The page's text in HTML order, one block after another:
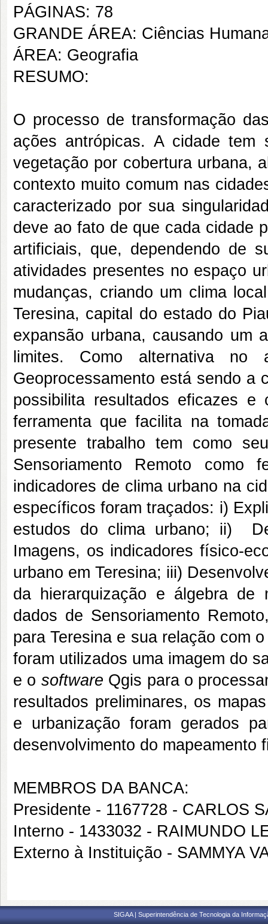
PÁGINAS: 78
GRANDE ÁREA: Ciências
ÁREA: Geografia
RESUMO:
O processo de transformação
ações antrópicas. A cidade
vegetação por cobertura urbana,
contexto muito comum nas
caracterizado por sua
deve ao fato de que cada cidade
artificiais, que, dependendo de
atividades presentes no espaço
mudanças, criando um clima
Teresina, capital do estado do
expansão urbana, causando um
limites. Como alternativa no
Geoprocessamento está sendo a
possibilita resultados eficazes
ferramenta que facilita na
presente trabalho tem como
Sensoriamento Remoto como
indicadores de clima urbano na
específicos foram traçados: i)
estudos do clima urbano; ii)
Imagens, os indicadores físico-
urbano em Teresina; iii)
da hierarquização e álgebra de
dados de Sensoriamento
para Teresina e sua relação com
foram utilizados uma imagem do
e o software Qgis para o
resultados preliminares, os
e urbanização foram gerados
desenvolvimento do mapeamento
MEMBROS DA BANCA:
Presidente - 1167728 - CARLOS
Interno - 1433032 - RAIMUNDO
Externo à Instituição - SAMMYA
SIGAA | Superintendência de Tecnologia da